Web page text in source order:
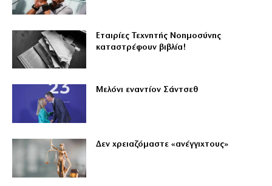
Εταιρίες Τεχνητής Νοημοσύνης
καταστρέφουν βιβλία!
Μελόνι εναντίον Σάντσεθ
Δεν χρειαζόμαστε «ανέγγιχτους»